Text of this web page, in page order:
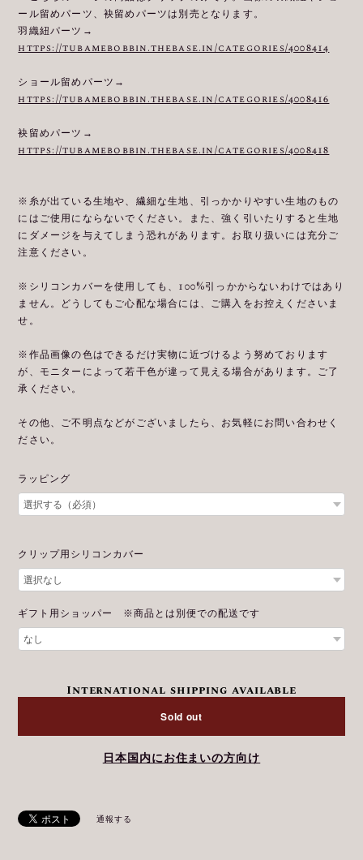
ール留めパーツ、袂留めパーツは別売となります。
羽織紐パーツ→
https://tubamebobbin.thebase.in/categories/4008414
ショール留めパーツ→
https://tubamebobbin.thebase.in/categories/4008416
袂留めパーツ→
https://tubamebobbin.thebase.in/categories/4008418
※糸が出ている生地や、繊細な生地、引っかかりやすい生地のもの
にはご使用にならないでください。また、強く引いたりすると生地
にダメージを与えてしまう恐れがあります。お取り扱いには充分ご
注意ください。
※シリコンカバーを使用しても、100%引っかからないわけではあり
ません。どうしてもご心配な場合には、ご購入をお控えくださいま
せ。
※作品画像の色はできるだけ実物に近づけるよう努めております
が、モニターによって若干色が違って見える場合があります。ご了
承ください。
その他、ご不明点などがございましたら、お気軽にお問い合わせく
ださい。
ラッピング
クリップ用シリコンカバー
ギフト用ショッパー ※商品とは別便での配送です
International shipping available
Sold out
日本国内にお住まいの方向け
通報する